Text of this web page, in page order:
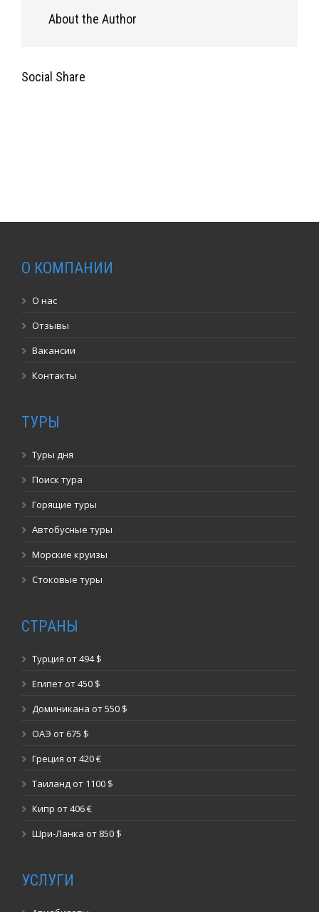
About the Author
Social Share
О КОМПАНИИ
О нас
Отзывы
Вакансии
Контакты
ТУРЫ
Туры дня
Поиск тура
Горящие туры
Автобусные туры
Морские круизы
Стоковые туры
СТРАНЫ
Турция от 494 $
Египет от 450 $
Доминикана от 550 $
ОАЭ от 675 $
Греция от 420 €
Таиланд от 1100 $
Кипр от 406 €
Шри-Ланка от 850 $
УСЛУГИ